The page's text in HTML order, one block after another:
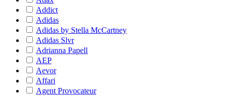
Addict
Adidas
Adidas by Stella McCartney
Adidas Slvr
Adrianna Papell
AEP
Aevor
Affari
Agent Provocateur